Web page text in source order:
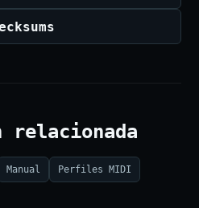
relacionada
Manual Perfiles MIDI